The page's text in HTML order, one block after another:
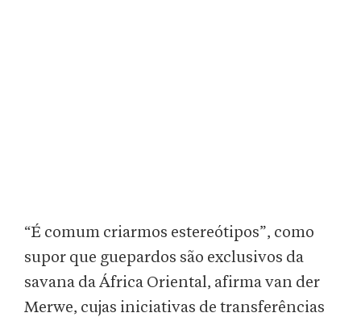
“É comum criarmos estereótipos”, como
supor que guepardos são exclusivos da
savana da África Oriental, afirma van der
Merwe, cujas iniciativas de transferências